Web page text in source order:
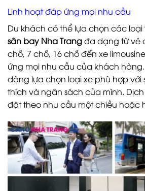
Linh hoạt đáp ứng mọi nhu cầu
Du khách có thể lựa chọn các loại
sân bay Nha Trangđa dạng từ vé
chỗ, 7 chỗ, 16 chỗ đến xe
ứng mọi nhu cầu của khách
dàng lựa chọn loại xe phù hợp với
thích và ngân sách của mình.
đặt theo nhu cầu một chiều hoặc